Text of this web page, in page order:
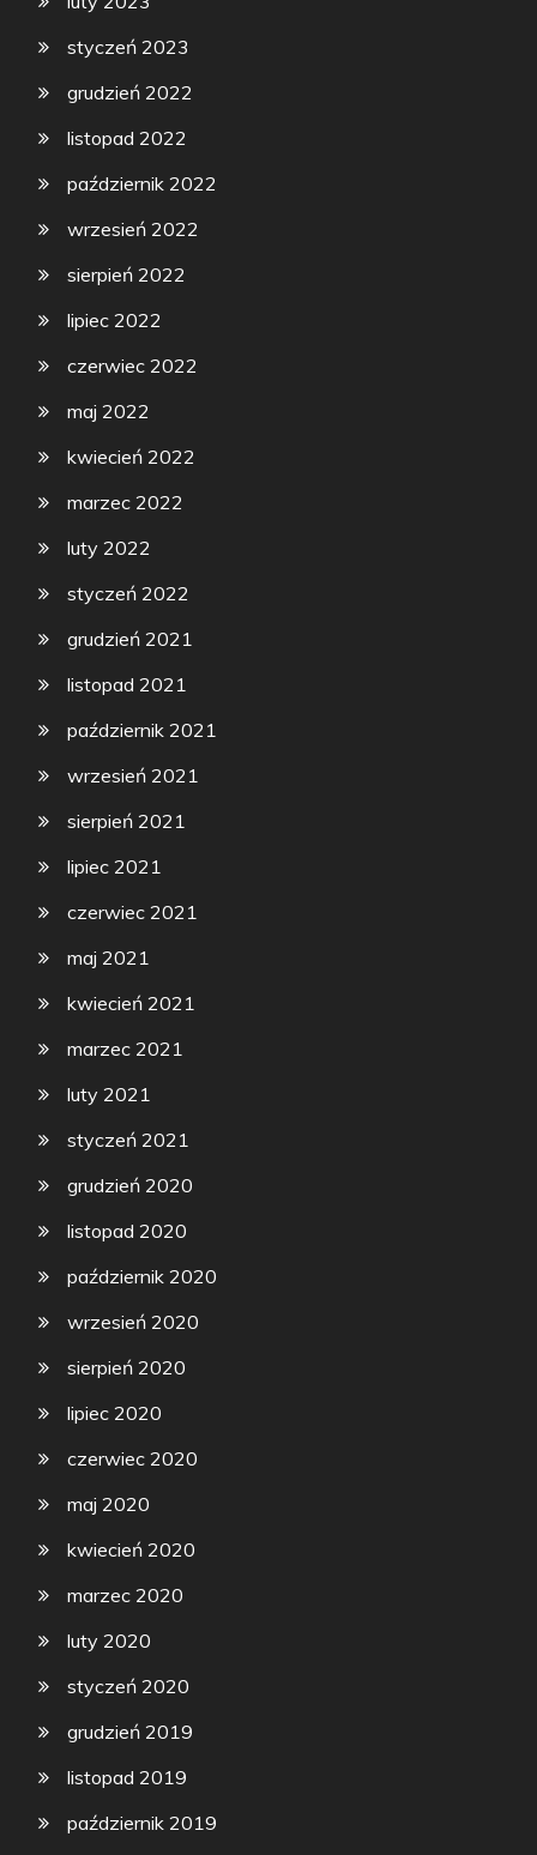
styczeń 2023
grudzień 2022
listopad 2022
październik 2022
wrzesień 2022
sierpień 2022
lipiec 2022
czerwiec 2022
maj 2022
kwiecień 2022
marzec 2022
luty 2022
styczeń 2022
grudzień 2021
listopad 2021
październik 2021
wrzesień 2021
sierpień 2021
lipiec 2021
czerwiec 2021
maj 2021
kwiecień 2021
marzec 2021
luty 2021
styczeń 2021
grudzień 2020
listopad 2020
październik 2020
wrzesień 2020
sierpień 2020
lipiec 2020
czerwiec 2020
maj 2020
kwiecień 2020
marzec 2020
luty 2020
styczeń 2020
grudzień 2019
listopad 2019
październik 2019